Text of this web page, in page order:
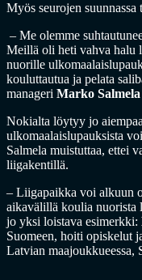
Myös seurojen
– Me olemme
Meillä oli heti vahva halu
nuorille
kouluttautua ja pelata
manageri Marko Salmela
Nokialta löytyy jo
ulkomaalaislupauksista
Salmela muistuttaa, ettei
liigakentillä.
– Liigapaikka voi alkuun
aikavälillä koulia nuorista
jo yksi loistava esimerkki:
Suomeen, hoiti opiskelut
Latvian maajoukkueessa,